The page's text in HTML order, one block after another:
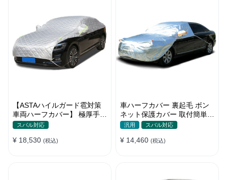
【ASTAハイルガード雹対策
車両ハーフカバー】 極厚手
防雹 雹害 凍結防止 防雪防風
ー
スバル対応
¥ 18,530 (税込)
車ハーフカバー 裏起毛 ボン
ネット保護カバー 取付簡単
防水 軽/普自動車 軽量 塗装保
汎用 スバル対応
¥ 14,460 (税込)